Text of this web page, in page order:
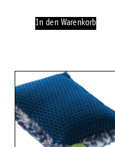
In den Warenkorb